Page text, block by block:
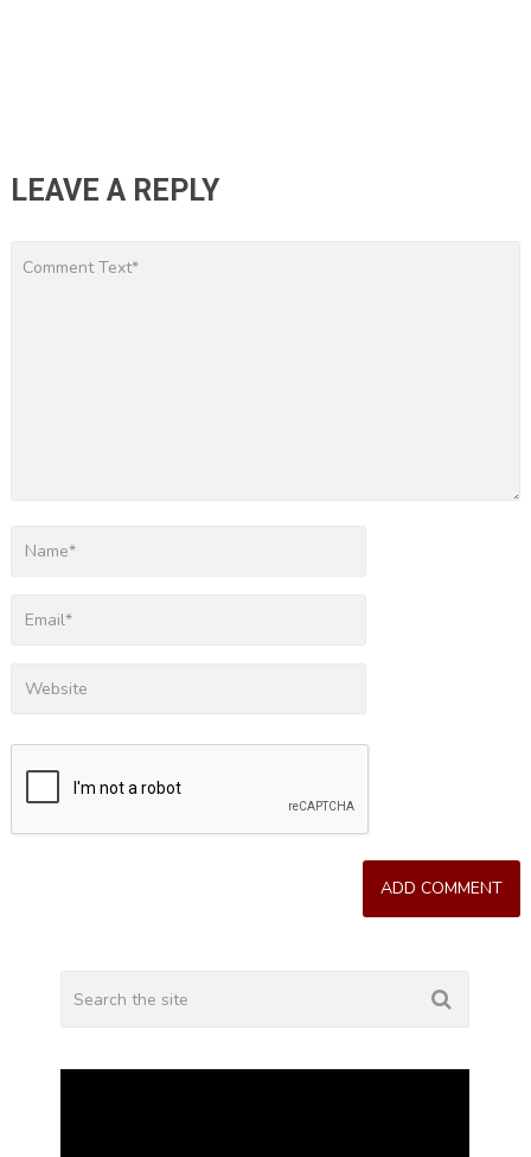
LEAVE A REPLY